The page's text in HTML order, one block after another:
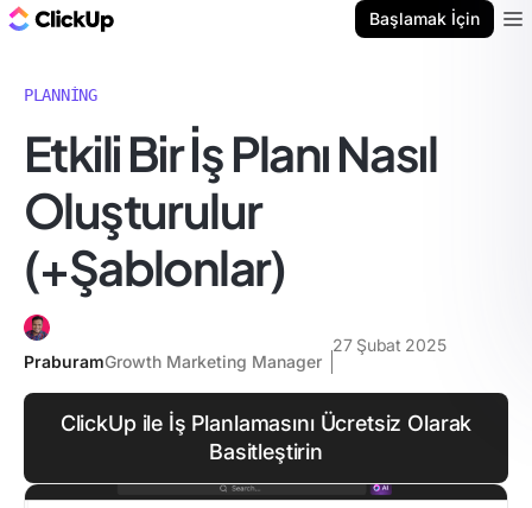
Başlamak İçin
PLANNING
Etkili Bir İş Planı Nasıl
Oluşturulur
(+Şablonlar)
PraburamGrowth Marketing Manager
27 Şubat 2025
ClickUp ile İş Planlamasını Ücretsiz Olarak
Basitleştirin